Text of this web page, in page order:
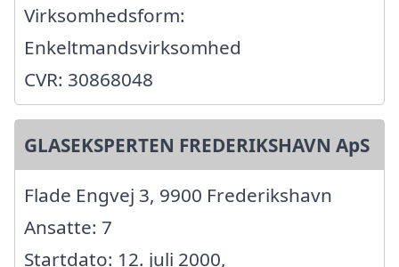
Virksomhedsform:
Enkeltmandsvirksomhed
CVR: 30868048
GLASEKSPERTEN FREDERIKSHAVN ApS
Flade Engvej 3, 9900 Frederikshavn
Ansatte: 7
Startdato: 12. juli 2000,